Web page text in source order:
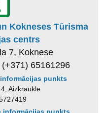
Kokneses Tūrisma
centrs
7, Koknese
65161296
punkts
Aizkraukle